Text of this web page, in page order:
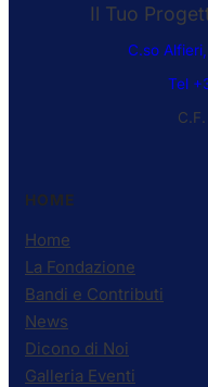
Il Tuo
C.so
Tel
HOME
Home
La Fondazione
Bandi e Contributi
News
Dicono di Noi
Galleria Eventi